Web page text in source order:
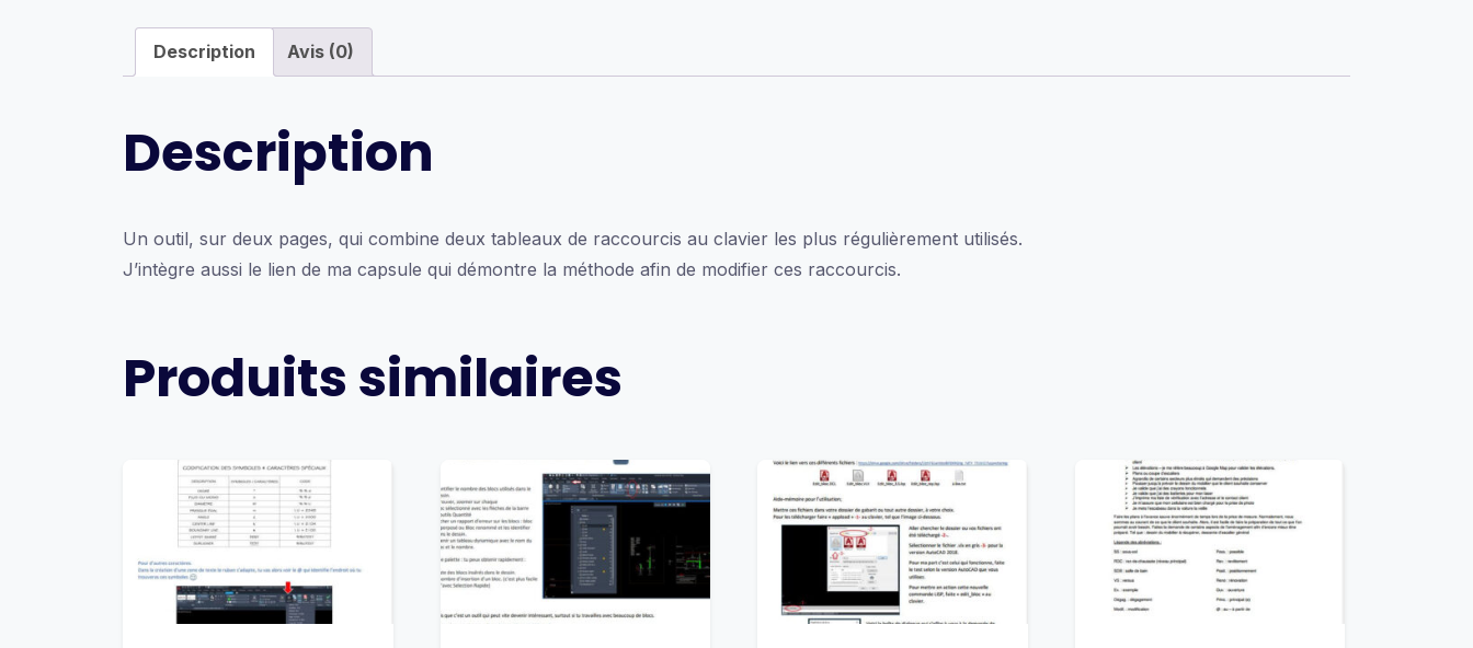
Description Avis (0)
Description
Un outil, sur deux pages, qui combine deux tableaux de raccourcis au clavier les plus régulièrement utilisés.
J’intègre aussi le lien de ma capsule qui démontre la méthode afin de modifier ces raccourcis.
Produits similaires